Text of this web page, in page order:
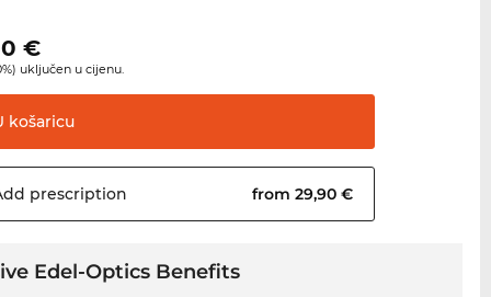
€
uključen u cijenu.
košaricu
prescription from 29,90 €
Edel-Optics Benefits